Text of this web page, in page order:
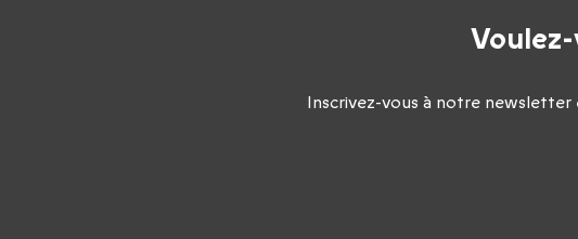
Inscrivez-vous à notre newsletter